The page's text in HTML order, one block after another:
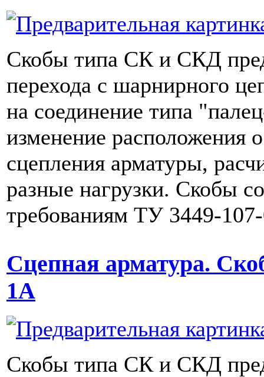
Скобы типа СК и СКД
перехода с шарнирного
на соединение типа
изменение расположения
сцепления арматуры,
разные нагрузки. Скобы
требованиям ТУ 3449-
Сцепная арматура.
1А
Скобы типа СК и СКД